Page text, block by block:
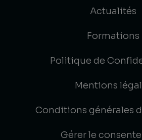
Actualités
Formations
Politique de
Mentions
Conditions générales
Gérer le